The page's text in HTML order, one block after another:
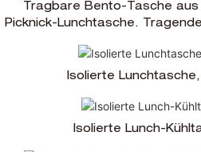
Tragbare Bento-Tasche
Picknick-Lunchtasche.
Isolierte
Isolierte Lunch-